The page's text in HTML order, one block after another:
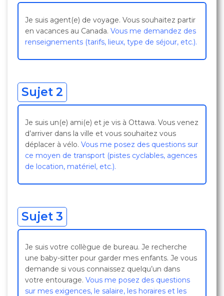
Je suis agent(e) de voyage. Vous souhaitez partir
en vacances au Canada. Vous me demandez des
renseignements (tarifs, lieux, type de séjour, etc.).
Sujet 2
Je suis un(e) ami(e) et je vis à Ottawa. Vous venez
d’arriver dans la ville et vous souhaitez vous
déplacer à vélo. Vous me posez des questions sur
ce moyen de transport (pistes cyclables, agences
de location, matériel, etc.).
Sujet 3
Je suis votre collègue de bureau. Je recherche
une baby-sitter pour garder mes enfants. Je vous
demande si vous connaissez quelqu’un dans
votre entourage. Vous me posez des questions
sur mes exigences, le salaire, les horaires et les